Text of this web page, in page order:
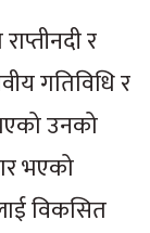
र
गतिविधि र
उनको
भएको
विकसित